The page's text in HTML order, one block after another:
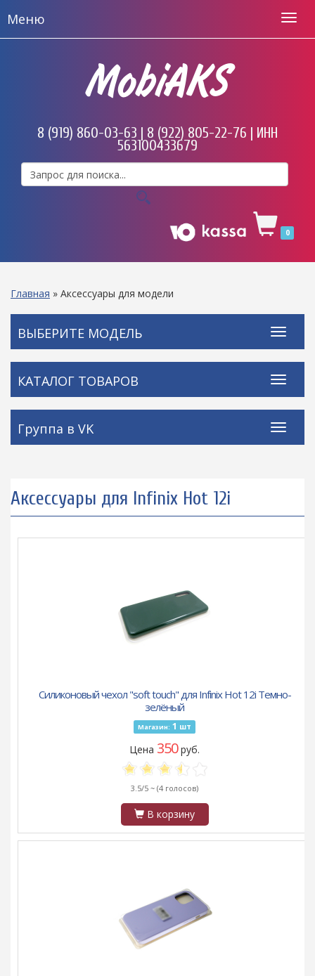
Меню
MobiAKS
8 (919) 860-03-63 | 8 (922) 805-22-76 | ИНН
563100433679
0
Главная » Аксессуары для модели
ВЫБЕРИТЕ МОДЕЛЬ
КАТАЛОГ ТОВАРОВ
Группа в VK
Аксессуары для Infinix Hot 12i
Силиконовый чехол "soft touch" для Infinix Hot 12i Темно-
зелёный
Магазин: 1 шт
Цена 350руб.
3.5/5 ~ (4 голосов)
В корзину